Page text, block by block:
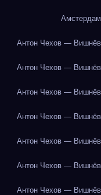
Амстердам
Антон Чехов —
Антон Чехов —
Антон Чехов —
Антон Чехов —
Антон Чехов —
Антон Чехов —
Антон Чехов —